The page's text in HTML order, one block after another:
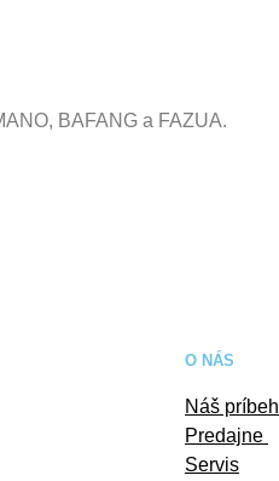
BAFANG a FAZUA.
O NÁS
Náš príbeh
Predajne
Servis